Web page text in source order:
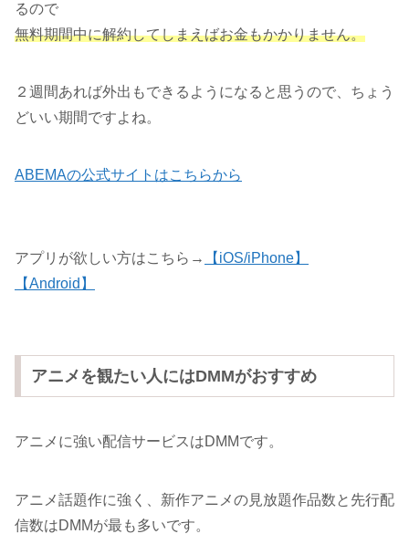
るので
無料期間中に解約してしまえばお金もかかりません。
２週間あれば外出もできるようになると思うので、ちょう
どいい期間ですよね。
ABEMAの公式サイトはこちらから
アプリが欲しい方はこちら→
【iOS/iPhone】
【Android】
アニメを観たい人にはDMMがおすすめ
アニメに強い配信サービスはDMMです。
アニメ話題作に強く、新作アニメの見放題作品数と先行配
信数はDMMが最も多いです。